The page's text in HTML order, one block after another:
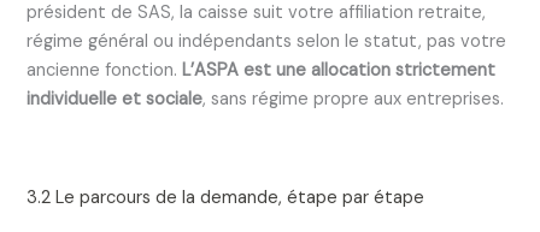
président de SAS, la caisse suit votre affiliation retraite,
régime général ou indépendants selon le statut, pas votre
ancienne fonction.L’ASPA est une allocation strictement
individuelle et sociale, sans régime propre aux entreprises.
3.2 Le parcours de la demande, étape par étape